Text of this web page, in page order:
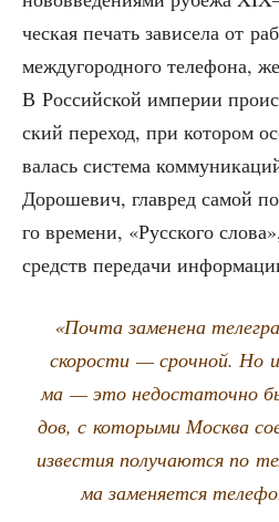
че­ская печать зави­се­ла от
меж­ду­го­род­но­го теле­фо­на,
В Рос­сий­ской импе­рии
ский пере­ход, при кото­ром
ва­лась систе­ма
Доро­ше­вич, главред самой
го вре­ме­ни, «Рус­ско­го
средств пере­да­чи
«Поч­та заме­не­на
ско­ро­сти — сроч­ной. Но
ма — это недо­ста­точ­но
дов, с кото­ры­ми Москва
изве­стия полу­ча­ют­ся по
ма заме­ня­ет­ся